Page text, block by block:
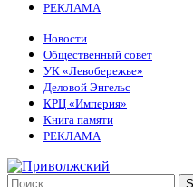
РЕКЛАМА
Новости
Общественный совет
УК «Левобережье»
Деловой Энгельс
КРЦ «Империя»
Книга памяти
РЕКЛАМА